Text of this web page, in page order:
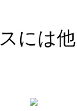
には